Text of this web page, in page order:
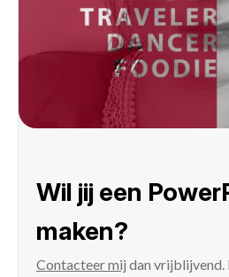
Wil jij een
maken?
Contacteer mij dan